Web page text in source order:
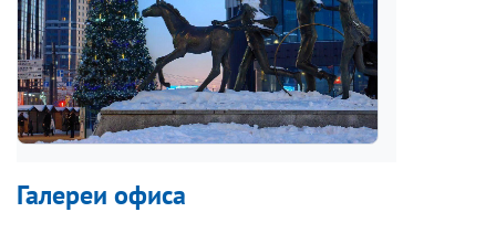
инвестиционной точки зрения благодаря
строительству здесь самого высокого в
Европе небоскреба Лахта-Центр и
перспективам развития близлежащих
территорий в качестве штаб-квартиры
"Газпрома".
Галереи офиса